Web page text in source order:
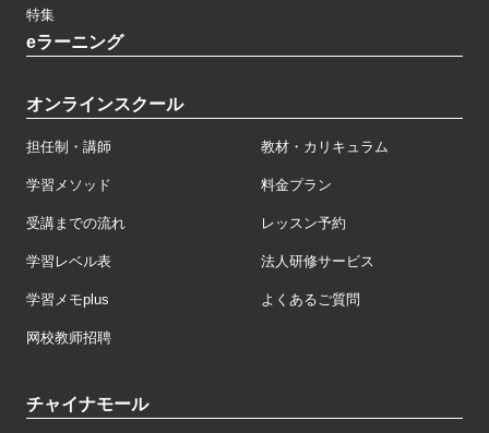
特集
eラーニング
オンラインスクール
担任制・講師 教材・カリキュラム
学習メソッド 料金プラン
受講までの流れ レッスン予約
学習レベル表 法人研修サービス
学習メモplus よくあるご質問
网校教师招聘
チャイナモール